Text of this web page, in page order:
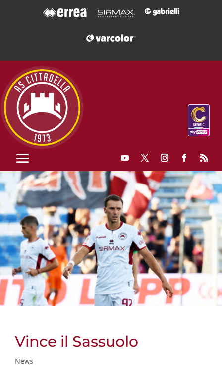
Vince il Sassuolo
News